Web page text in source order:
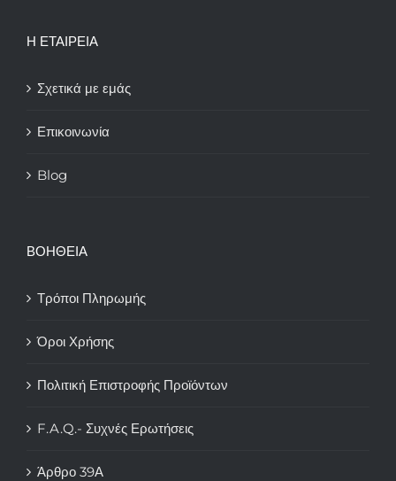
Η ΕΤΑΙΡΕΙΑ
Σχετικά με εμάς
Επικοινωνία
Blog
ΒΟΗΘΕΙΑ
Τρόποι Πληρωμής
Όροι Χρήσης
Πολιτική Επιστροφής Προϊόντων
F.A.Q.- Συχνές Ερωτήσεις
Άρθρο 39Α